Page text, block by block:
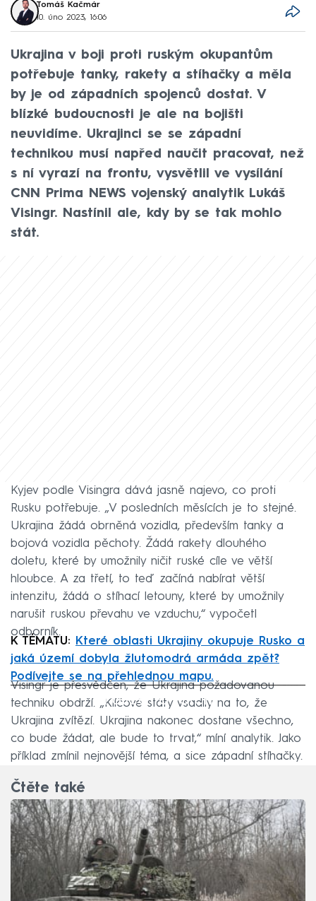
Tomáš Kačmár
10. úno 2023, 16:06
Ukrajina v boji proti ruským okupantům
potřebuje tanky, rakety a stíhačky a měla
by je od západních spojenců dostat. V
blízké budoucnosti je ale na bojišti
neuvidíme. Ukrajinci se se západní
technikou musí napřed naučit pracovat, než
s ní vyrazí na frontu, vysvětlil ve vysílání
CNN Prima NEWS vojenský analytik Lukáš
Visingr. Nastínil ale, kdy by se tak mohlo
stát.
Kyjev podle Visingra dává jasně najevo, co proti
Rusku potřebuje. „V posledních měsících je to stejné.
Ukrajina žádá obrněná vozidla, především tanky a
bojová vozidla pěchoty. Žádá rakety dlouhého
doletu, které by umožnily ničit ruské cíle ve větší
hloubce. A za třetí, to teď začíná nabírat větší
intenzitu, žádá o stíhací letouny, které by umožnily
narušit ruskou převahu ve vzduchu,“ vypočetl
odborník.
K TÉMATU: Které oblasti Ukrajiny okupuje Rusko a
jaká území dobyla žlutomodrá armáda zpět?
Podívejte se na přehlednou mapu.
Failed to fetch
Visingr je přesvědčen, že Ukrajina požadovanou
techniku obdrží. „Klíčové státy vsadily na to, že
Ukrajina zvítězí. Ukrajina nakonec dostane všechno,
co bude žádat, ale bude to trvat,“ míní analytik. Jako
příklad zmínil nejnovější téma, a sice západní stíhačky.
Čtěte také